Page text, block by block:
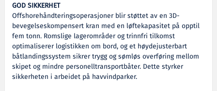
GOD SIKKERHET
Offshorehåndteringsoperasjoner blir støttet av en 3D-
bevegelseskompensert kran med en løftekapasitet på opptil
fem tonn. Romslige lagerområder og trinnfri tilkomst
optimaliserer logistikken om bord, og et høydejusterbart
båtlandingssystem sikrer trygg og sømløs overføring mellom
skipet og mindre personelltransportbåter. Dette styrker
sikkerheten i arbeidet på havvindparker.